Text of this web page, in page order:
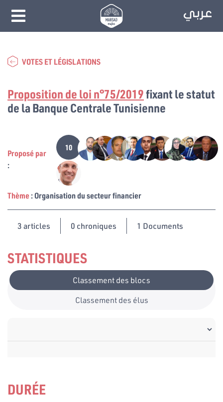
VOTES ET LÉGISLATIONS
STATISTIQUES
Classement des blocs
Classement des élus
Proposition de loi n°75/2019fixant le statut
de la Banque Centrale Tunisienne
Proposé par
:
10
Thème: Organisation du secteur financier
3articles 0 chroniques 1 Documents
DURÉE